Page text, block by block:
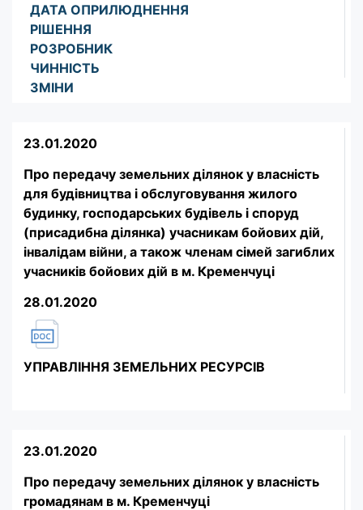
ДАТА ОПРИЛЮДНЕННЯ
РІШЕННЯ
РОЗРОБНИК
ЧИННІСТЬ
ЗМІНИ
23.01.2020
Про передачу земельних ділянок у власність
для будівництва і обслуговування жилого
будинку, господарських будівель і споруд
(присадибна ділянка) учасникам бойових дій,
інвалідам війни, а також членам сімей загиблих
учасників бойових дій в м. Кременчуці
28.01.2020
УПРАВЛІННЯ ЗЕМЕЛЬНИХ РЕСУРСІВ
23.01.2020
Про передачу земельних ділянок у власність
громадянам в м. Кременчуці